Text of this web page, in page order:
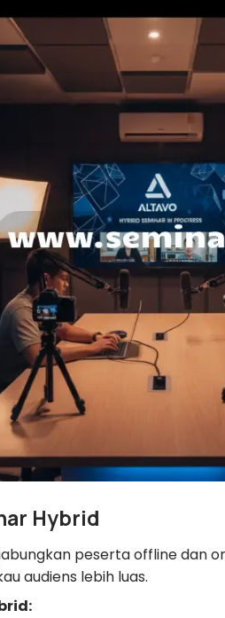
Hybrid
peserta offline dan
audiens lebih luas.